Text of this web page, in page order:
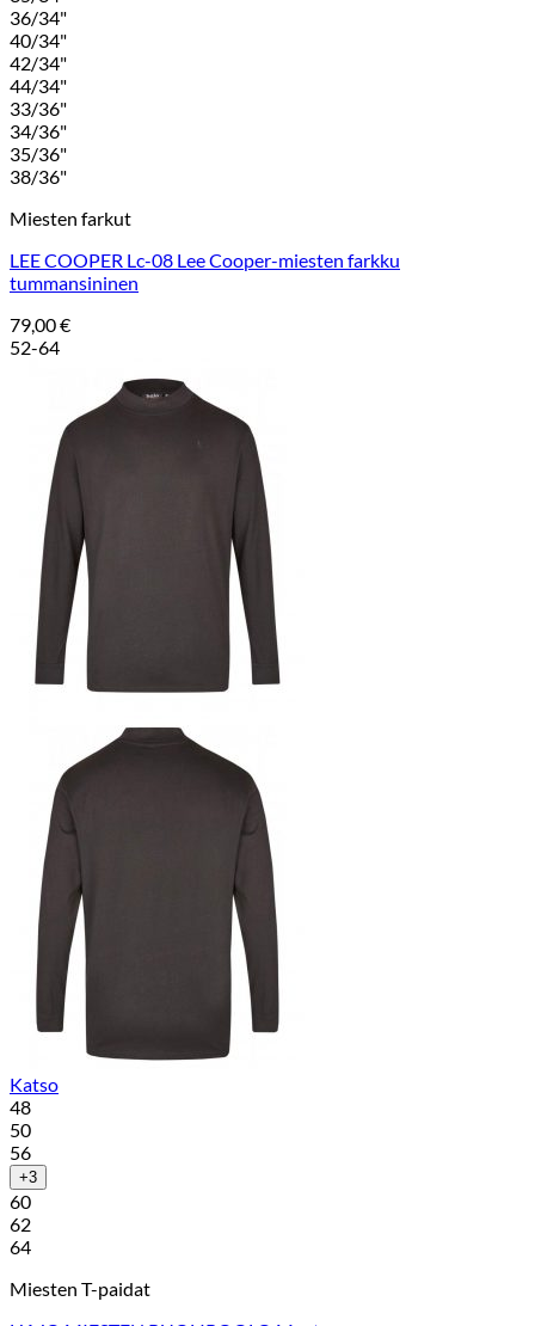
36/34"
40/34"
42/34"
44/34"
33/36"
34/36"
35/36"
38/36"
Miesten farkut
LEE COOPER Lc-08 Lee Cooper-miesten farkku
tummansininen
79,00€
52-64
Katso
48
50
56
+3
60
62
64
Miesten T-paidat